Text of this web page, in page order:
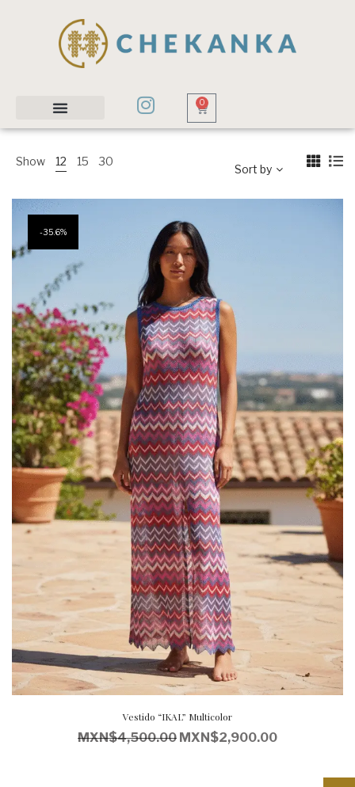
0
Show 12 15 30
Sort by
35.6%
Vestido “IKAL” Multicolor
MXN$4,500.00 MXN$2,900.00